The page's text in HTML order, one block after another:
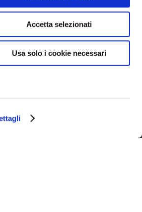
Accetta selezionati
Usa solo i cookie necessari
novità della
per
come